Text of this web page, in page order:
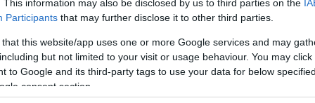
This information may also be disclosed by us to third parties on the
Participants that may further disclose it to other third parties.
this website/app uses one or more Google services and may
but not limited to your visit or usage behaviour. You may
to Google and its third-party tags to use your data for below
consent section.
να έχει εξασφαλίσει εναλλακτικές πηγές
και στο αντίστοιχο χαμηλό κόστος.
συμφωνία για μεταφορά λιγνίτη από την
χώρα υπεγράφη προ δύο ετώνκαι
ενέργειας στο Μοναστήρι οπως και